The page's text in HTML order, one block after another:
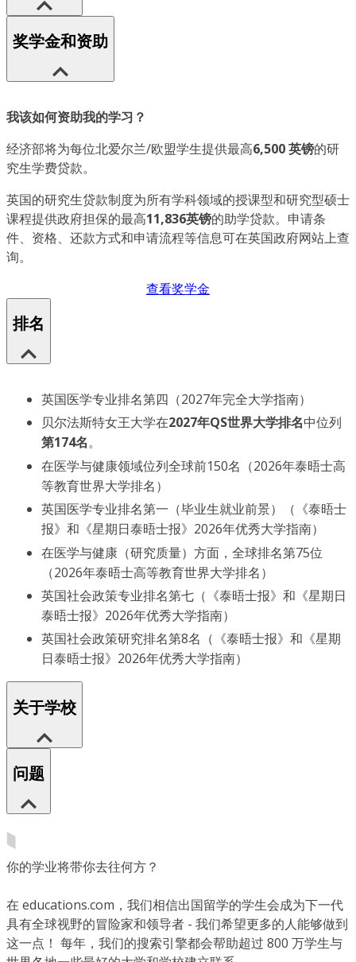
奖学金和资助
我该如何资助我的学习？
经济部将为每位北爱尔兰/欧盟学生提供最高6,500 英镑的研
究生学费贷款。
英国的研究生贷款制度为所有学科领域的授课型和研究型硕士
课程提供政府担保的最高11,836英镑的助学贷款。申请条
件、资格、还款方式和申请流程等信息可在英国政府网站上查
询。
查看奖学金
排名
英国医学专业排名第四（2027年完全大学指南）
贝尔法斯特女王大学在2027年QS世界大学排名中位列
第174名。
在医学与健康领域位列全球前150名（2026年泰晤士高
等教育世界大学排名）
英国医学专业排名第一（毕业生就业前景）（《泰晤士
报》和《星期日泰晤士报》2026年优秀大学指南）
在医学与健康（研究质量）方面，全球排名第75位
（2026年泰晤士高等教育世界大学排名）
英国社会政策专业排名第七（《泰晤士报》和《星期日
泰晤士报》2026年优秀大学指南）
英国社会政策研究排名第8名（《泰晤士报》和《星期
日泰晤士报》2026年优秀大学指南）
关于学校
问题
你的学业将带你去往何方？
在 educations.com，我们相信出国留学的学生会成为下一代
具有全球视野的冒险家和领导者 - 我们希望更多的人能够做到
这一点！ 每年，我们的搜索引擎都会帮助超过 800 万学生与